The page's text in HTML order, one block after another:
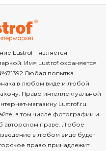
Lustrof - является
Имя Lustrof охраняется
Любая попытка
в любом виде и любой
Право интеллектуальной
магазину Lustrof.ru.
в том числе фотографии и
авторском праве. Любое
в любом виде будет
право принадлежит